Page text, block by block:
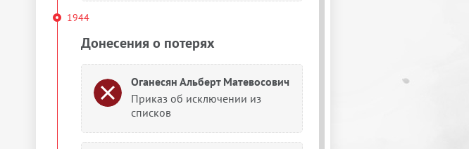
1944
Донесения о потерях
Оганесян Альберт Матевосович
Приказ об исключении из
списков